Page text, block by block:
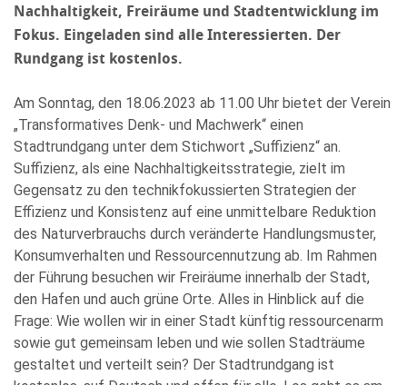
Nachhaltigkeit, Freiräume und Stadtentwicklung im
Fokus. Eingeladen sind alle Interessierten. Der
Rundgang ist kostenlos.
Am Sonntag, den 18.06.2023 ab 11.00 Uhr bietet der Verein
„Transformatives Denk- und Machwerk“ einen
Stadtrundgang unter dem Stichwort „Suffizienz“ an.
Suffizienz, als eine Nachhaltigkeitsstrategie, zielt im
Gegensatz zu den technikfokussierten Strategien der
Effizienz und Konsistenz auf eine unmittelbare Reduktion
des Naturverbrauchs durch veränderte Handlungsmuster,
Konsumverhalten und Ressourcennutzung ab. Im Rahmen
der Führung besuchen wir Freiräume innerhalb der Stadt,
den Hafen und auch grüne Orte. Alles in Hinblick auf die
Frage: Wie wollen wir in einer Stadt künftig ressourcenarm
sowie gut gemeinsam leben und wie sollen Stadträume
gestaltet und verteilt sein? Der Stadtrundgang ist